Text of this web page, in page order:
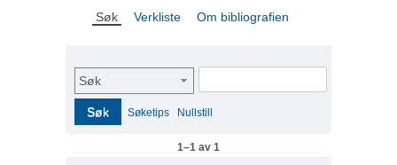
Søk Verkliste Om bibliografien
Søk
Søk Søketips Nullstill
1–1 av 1